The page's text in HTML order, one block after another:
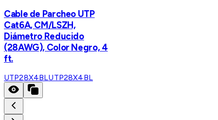
Cable de Parcheo UTP
Cat6A, CM/LSZH,
Diámetro Reducido
(28AWG), Color Negro, 4
ft.
UTP28X4BLUTP28X4BL